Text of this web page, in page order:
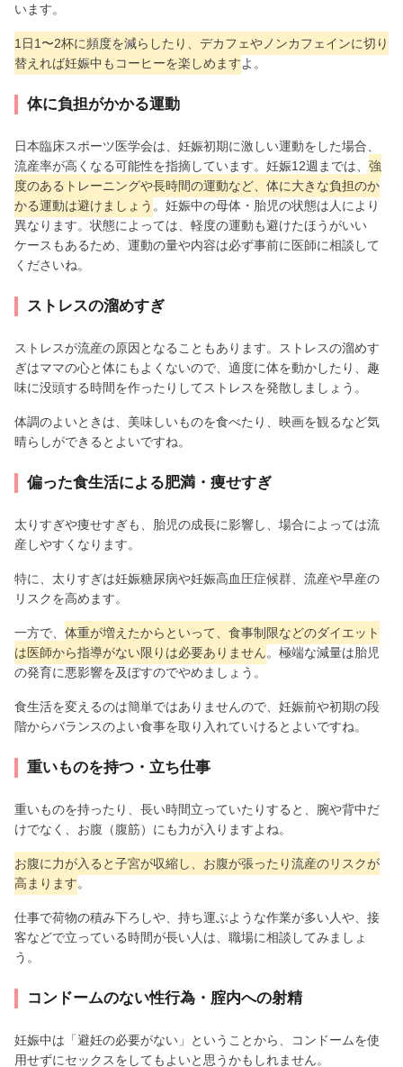
います。
1日1〜2杯に頻度を減らしたり、デカフェやノンカフェインに切り
替えれば妊娠中もコーヒーを楽しめますよ。
体に負担がかかる運動
日本臨床スポーツ医学会は、妊娠初期に激しい運動をした場合、
流産率が高くなる可能性を指摘しています。妊娠12週までは、 強
度のあるトレーニングや長時間の運動など、体に大きな負担のか
かる運動は避けましょう 。妊娠中の母体・胎児の状態は人により
異なります。状態によっては、軽度の運動も避けたほうがいい
ケースもあるため、運動の量や内容は必ず事前に医師に相談して
くださいね。
ストレスの溜めすぎ
ストレスが流産の原因となることもあります。ストレスの溜めす
ぎはママの心と体にもよくないので、適度に体を動かしたり、趣
味に没頭する時間を作ったりしてストレスを発散しましょう。
体調のよいときは、美味しいものを食べたり、映画を観るなど気
晴らしができるとよいですね。
偏った食生活による肥満・痩せすぎ
太りすぎや痩せすぎも、胎児の成長に影響し、場合によっては流
産しやすくなります。
特に、太りすぎは妊娠糖尿病や妊娠高血圧症候群、流産や早産の
リスクを高めます。
一方で、 体重が増えたからといって、食事制限などのダイエット
は医師から指導がない限りは必要ありません。極端な減量は胎児
の発育に悪影響を及ぼすのでやめましょう。
食生活を変えるのは簡単ではありませんので、妊娠前や初期の段
階からバランスのよい食事を取り入れていけるとよいですね。
重いものを持つ・立ち仕事
重いものを持ったり、長い時間立っていたりすると、腕や背中だ
けでなく、お腹（腹筋）にも力が入りますよね。
お腹に力が入ると子宮が収縮し、お腹が張ったり流産のリスクが
高まります。
仕事で荷物の積み下ろしや、持ち運ぶような作業が多い人や、接
客などで立っている時間が長い人は、職場に相談してみましょ
う。
コンドームのない性行為・腟内への射精
妊娠中は「避妊の必要がない」ということから、コンドームを使
用せずにセックスをしてもよいと思うかもしれません。